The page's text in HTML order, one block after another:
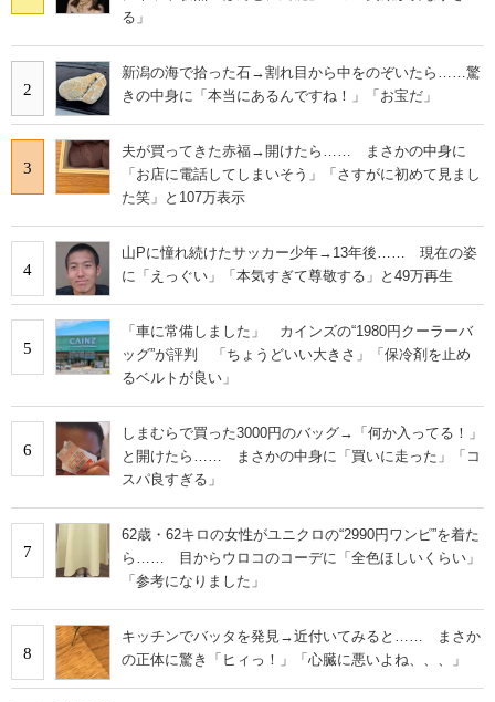
る」
2
新潟の海で拾った石→割れ目から中をのぞいたら……驚
きの中身に「本当にあるんですね！」「お宝だ」
3
夫が買ってきた赤福→開けたら…… まさかの中身に
「お店に電話してしまいそう」「さすがに初めて見まし
た笑」と107万表示
4
山Pに憧れ続けたサッカー少年→13年後…… 現在の姿
に「えっぐい」「本気すぎて尊敬する」と49万再生
5
「車に常備しました」 カインズの“1980円クーラーバ
ッグ”が評判 「ちょうどいい大きさ」「保冷剤を止め
るベルトが良い」
6
しまむらで買った3000円のバッグ→「何か入ってる！」
と開けたら…… まさかの中身に「買いに走った」「コ
スパ良すぎる」
7
62歳・62キロの女性がユニクロの“2990円ワンピ”を着た
ら…… 目からウロコのコーデに「全色ほしいくらい」
「参考になりました」
8
キッチンでバッタを発見→近付いてみると…… まさか
の正体に驚き「ヒィっ！」「心臓に悪いよね、、、」